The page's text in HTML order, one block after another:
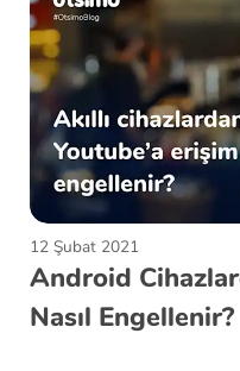
12 Şubat 2021
Android
Nasıl Engellenir?